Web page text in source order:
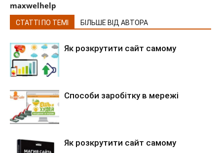
maxwelhelp
СТАТТІ ПО ТЕМІ БІЛЬШЕ ВІД АВТОРА
Як розкрутити сайт самому
Способи заробітку в мережі
Як розкрутити сайт самому